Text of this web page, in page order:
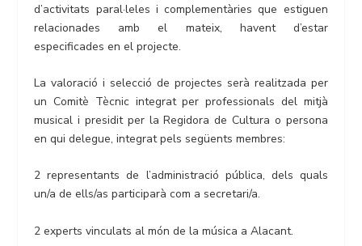
d’activitats paral·leles i complementàries que estiguen
relacionades amb el mateix, havent d’estar
especificades en el projecte.
La valoració i selecció de projectes serà realitzada per
un Comitè Tècnic integrat per professionals del mitjà
musical i presidit per la Regidora de Cultura o persona
en qui delegue, integrat pels següents membres:
2 representants de l’administració pública, dels quals
un/a de ells/as participarà com a secretari/a.
2 experts vinculats al món de la música a Alacant.